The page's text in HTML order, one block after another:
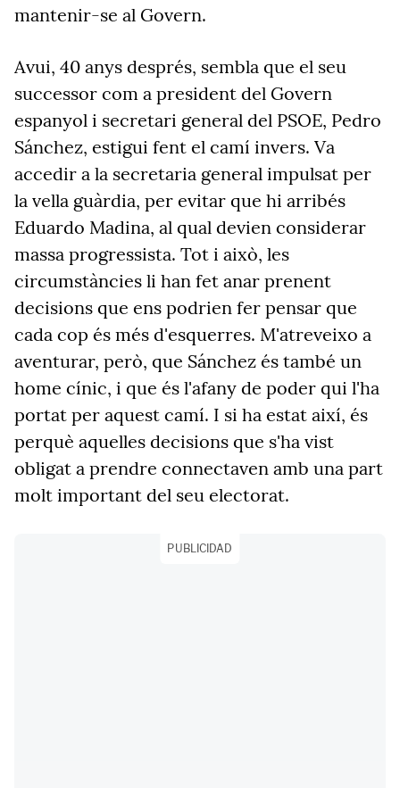
mantenir-se al Govern.
Avui, 40 anys després, sembla que el seu
successor com a president del Govern
espanyol i secretari general del PSOE, Pedro
Sánchez, estigui fent el camí invers. Va
accedir a la secretaria general impulsat per
la vella guàrdia, per evitar que hi arribés
Eduardo Madina, al qual devien considerar
massa progressista. Tot i això, les
circumstàncies li han fet anar prenent
decisions que ens podrien fer pensar que
cada cop és més d'esquerres. M'atreveixo a
aventurar, però, que Sánchez és també un
home cínic, i que és l'afany de poder qui l'ha
portat per aquest camí. I si ha estat així, és
perquè aquelles decisions que s'ha vist
obligat a prendre connectaven amb una part
molt important del seu electorat.
PUBLICIDAD